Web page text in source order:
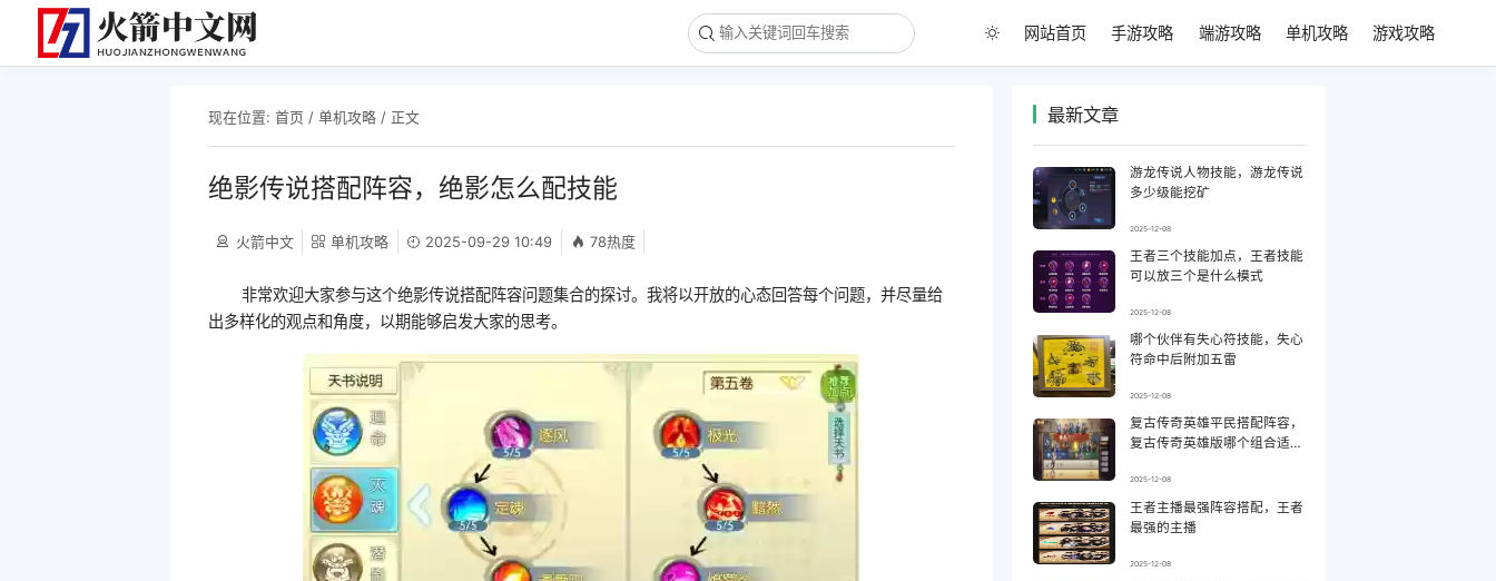
网站首页 手游攻略 端游攻略 单机攻略 游戏攻略
现在位置: 首页 / 单机攻略/ 正文
绝影传说搭配阵容，绝影怎么配技能
火箭中文 单机攻略 2025-09-29 10:49 78热度
非常欢迎大家参与这个绝影传说搭配阵容问题集合的探讨。我将以开放的心态回答每个问题，并尽量给
出多样化的观点和角度，以期能够启发大家的思考。
最新文章
游龙传说人物技能，游龙传说
多少级能挖矿
2025-12-08
王者三个技能加点，王者技能
可以放三个是什么模式
2025-12-08
哪个伙伴有失心符技能，失心
符命中后附加五雷
2025-12-08
复古传奇英雄平民搭配阵容，
复古传奇英雄版哪个组合适合
2025-12-08
王者主播最强阵容搭配，王者
最强的主播
2025-12-08